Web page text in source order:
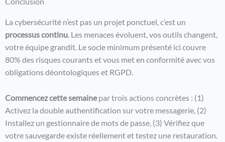
La cybersécurité n’est pas un projet ponctuel, c’est un
processus continu. Les menaces évoluent, vos outils changent,
votre équipe grandit. Le socle minimum présenté ici couvre
80% des risques courants et vous met en conformité avec vos
obligations déontologiques et RGPD.
Commencez cette semainepar trois actions concrètes : (1)
Activez la double authentification sur votre messagerie, (2)
Installez un gestionnaire de mots de passe, (3) Vérifiez que
votre sauvegarde existe réellement et testez une restauration.